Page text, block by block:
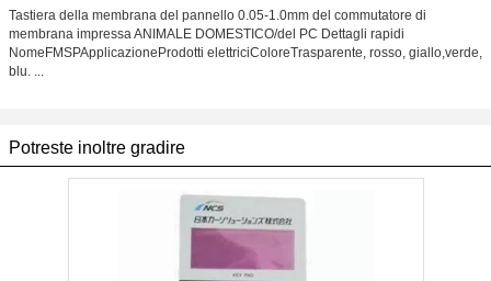
Tastiera della membrana del pannello 0.05-1.0mm del commutatore di
membrana impressa ANIMALE DOMESTICO/del PC Dettagli rapidi
NomeFMSPApplicazioneProdotti elettriciColoreTrasparente, rosso, giallo,verde,
blu. ...
Potreste inoltre gradire